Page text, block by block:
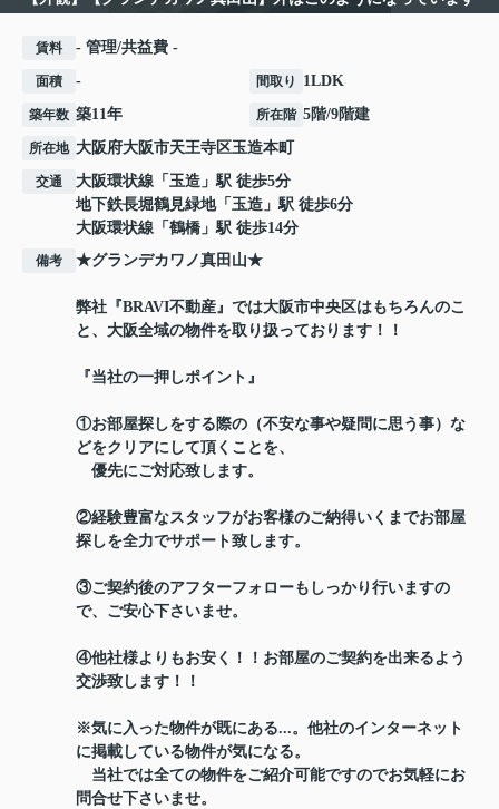
賃料 - 管理/共益費 -
面積 - 間取り 1LDK
築年数 築11年 所在階 5階/9階建
所在地 大阪府大阪市天王寺区玉造本町
交通 大阪環状線 「 玉造 」駅 徒歩5分
地下鉄長堀鶴見緑地「 玉造 」駅 徒歩6分
大阪環状線 「 鶴橋 」駅 徒歩14分
備考 ★グランデカワノ真田山★
弊社『BRAVI不動産』では大阪市中央区はもちろんのこ
と、大阪全域の物件を取り扱っております！！
『当社の一押しポイント』
①お部屋探しをする際の（不安な事や疑問に思う事）な
どをクリアにして頂くことを、
優先にご対応致します。
②経験豊富なスタッフがお客様のご納得いくまでお部屋
探しを全力でサポート致します。
③ご契約後のアフターフォローもしっかり行いますの
で、ご安心下さいませ。
④他社様よりもお安く！！お部屋のご契約を出来るよう
交渉致します！！
※気に入った物件が既にある...。他社のインターネット
に掲載している物件が気になる。
当社では全ての物件をご紹介可能ですのでお気軽にお
問合せ下さいませ。